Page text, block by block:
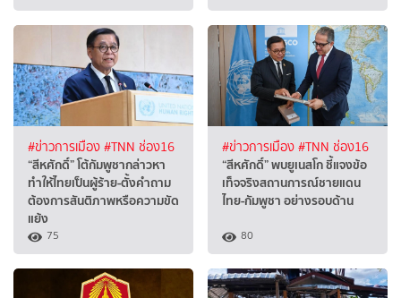
#ข่าวการเมือง#TNN ช่อง16
“สีหศักดิ์” โต้กัมพูชากล่าวหา
ทำให้ไทยเป็นผู้ร้าย-ตั้งคำถาม
ต้องการสันติภาพหรือความขัด
แย้ง
75
#ข่าวการเมือง#TNN ช่อง16
“สีหศักดิ์” พบยูเนสโก ชี้แจงข้อ
เท็จจริงสถานการณ์ชายแดน
ไทย-กัมพูชา อย่างรอบด้าน
80